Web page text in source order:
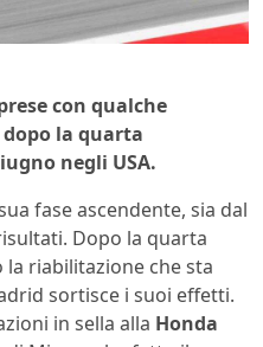
con qualche
la quarta
negli USA.
fase ascendente, sia dal
Dopo la quarta
riabilitazione che sta
sortisce i suoi effetti.
in sella alla Honda